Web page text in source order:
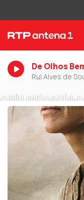
De Olhos
Rui Alves de